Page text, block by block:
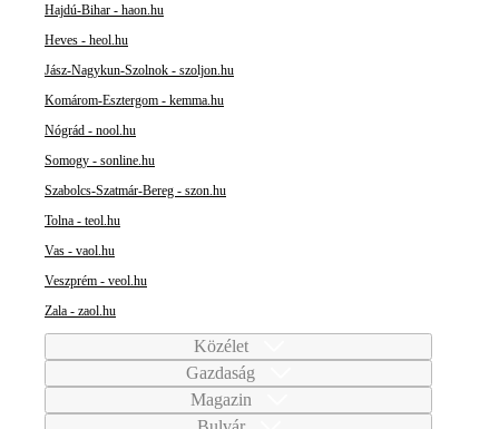
Hajdú-Bihar - haon.hu
Heves - heol.hu
Jász-Nagykun-Szolnok - szoljon.hu
Komárom-Esztergom - kemma.hu
Nógrád - nool.hu
Somogy - sonline.hu
Szabolcs-Szatmár-Bereg - szon.hu
Tolna - teol.hu
Vas - vaol.hu
Veszprém - veol.hu
Zala - zaol.hu
Közélet
Gazdaság
Magazin